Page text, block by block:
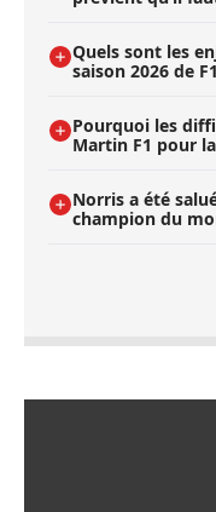
Quels sont les
saison 2026 de
Pourquoi les
Martin F1 pour
Norris a été
champion du